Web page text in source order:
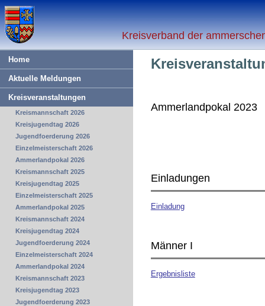
Kreisverband der
Ammerlandpokal 2023
Einladungen
Einladung
Männer I
Ergebnisliste
Home
Aktuelle Meldungen
Kreisveranstaltungen
Kreismannschaft 2026
Kreisjugendtag 2026
Jugendfoerderung 2026
Einzelmeisterschaft 2026
Ammerlandpokal 2026
Kreismannschaft 2025
Kreisjugendtag 2025
Einzelmeisterschaft 2025
Ammerlandpokal 2025
Kreismannschaft 2024
Kreisjugendtag 2024
Jugendfoerderung 2024
Einzelmeisterschaft 2024
Ammerlandpokal 2024
Kreismannschaft 2023
Kreisjugendtag 2023
Jugendfoerderung 2023